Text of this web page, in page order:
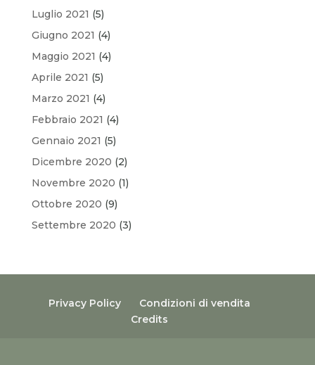
Luglio 2021 (5)
Giugno 2021 (4)
Maggio 2021 (4)
Aprile 2021 (5)
Marzo 2021 (4)
Febbraio 2021 (4)
Gennaio 2021 (5)
Dicembre 2020 (2)
Novembre 2020 (1)
Ottobre 2020 (9)
Settembre 2020 (3)
Privacy Policy
Condizioni di vendita
Credits